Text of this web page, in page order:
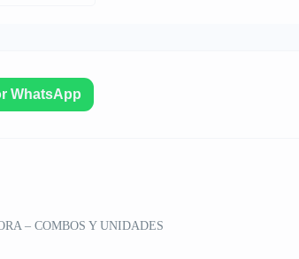
WhatsApp
– COMBOS Y UNIDADES